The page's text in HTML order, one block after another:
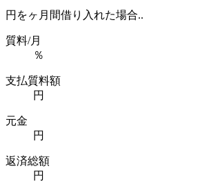
円をヶ月間借り入れた場合..
質料/月
％
支払質料額
円
元金
円
返済総額
円